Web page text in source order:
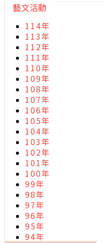
藝文活動
114年
113年
112年
111年
110年
109年
108年
107年
106年
105年
104年
103年
102年
101年
100年
99年
98年
97年
96年
95年
94年